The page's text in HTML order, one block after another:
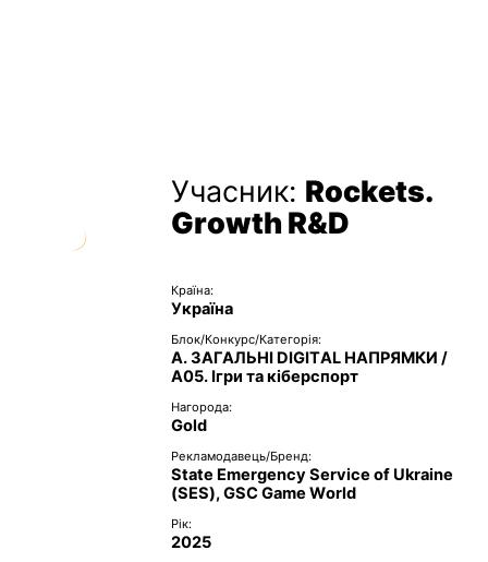
Учасник: Rockets.
Growth R&D
Країна:
Україна
Блок/Конкурс/Категорія:
A. ЗАГАЛЬНІ DIGITAL НАПРЯМКИ /
A05. Ігри та кіберспорт
Нагорода:
Gold
Рекламодавець/Бренд:
State Emergency Service of Ukraine
(SES), GSC Game World
Рік:
2025